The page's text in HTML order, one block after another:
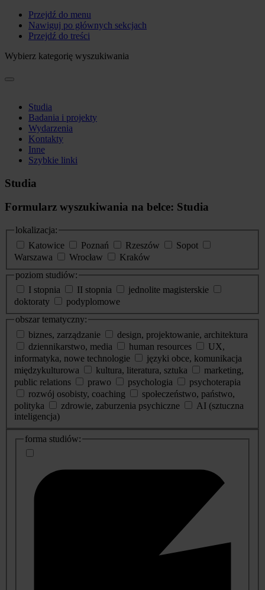
Przejdź do menu
Nawiguj po głównych sekcjach
Przejdź do treści
Wybierz kategorię wyszukiwania
Studia
Badania i projekty
Wydarzenia
Kontakty
Inne
Szybkie linki
Studia
Formularz wyszukiwania na belce: Studia
lokalizacja:
Katowice
Poznań Rzeszów
Sopot
Warszawa
Wrocław
Kraków
poziom studiów:
I stopnia
II stopnia
jednolite magisterskie
doktoraty
podyplomowe
obszar tematyczny:
biznes, zarządzanie
design, projektowanie, architektura
dziennikarstwo, media
human resources
UX,
informatyka, nowe technologie
języki obce, komunikacja
międzykulturowa
kultura, literatura, sztuka
marketing,
public relations
prawo psychologia
psychoterapia
rozwój osobisty, coaching
społeczeństwo, państwo,
polityka
zdrowie, zaburzenia psychiczne
AI (sztuczna
inteligencja)
dodatkowe
informacje
forma studiów: